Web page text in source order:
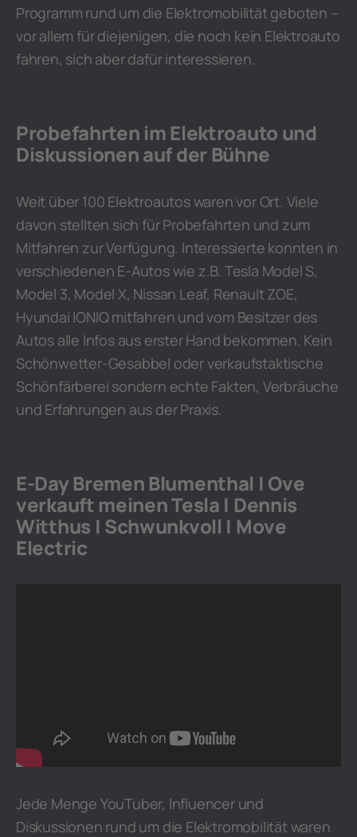
Programm rund um die Elektromobilität geboten –
vor allem für diejenigen, die noch kein Elektroauto
fahren, sich aber dafür interessieren.
Probefahrten im Elektroauto und
Diskussionen auf der Bühne
Weit über 100 Elektroautos waren vor Ort. Viele
davon stellten sich für Probefahrten und zum
Mitfahren zur Verfügung. Interessierte konnten in
verschiedenen E-Autos wie z.B. Tesla Model S,
Model 3, Model X, Nissan Leaf, Renault ZOE,
Hyundai IONIQ mitfahren und vom Besitzer des
Autos alle Infos aus erster Hand bekommen. Kein
Schönwetter-Gesabbel oder verkaufstaktische
Schönfärberei sondern echte Fakten, Verbräuche
und Erfahrungen aus der Praxis.
E-Day Bremen Blumenthal | Ove
verkauft meinen Tesla | Dennis
Witthus | Schwunkvoll | Move
Electric
Jede Menge YouTuber, Influencer und
Diskussionen rund um die Elektromobilität waren